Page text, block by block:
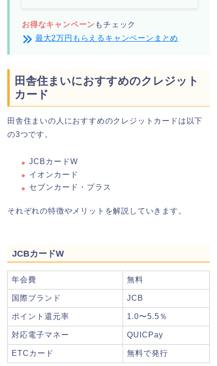
お得なキャンペーン もチェック
最大2万円もらえるキャンペーンまとめ
田舎住まいにおすすめのクレジット
カード
田舎住まいの人におすすめのクレジットカードは以下
の3つです。
JCBカードW
イオンカード
セブンカード・プラス
それぞれの特徴やメリットを解説していきます。
JCBカードW
年会費 無料
国際ブランド JCB
ポイント還元率 1.0〜5.5％
対応電子マネー QUICPay
ETCカード 無料で発行